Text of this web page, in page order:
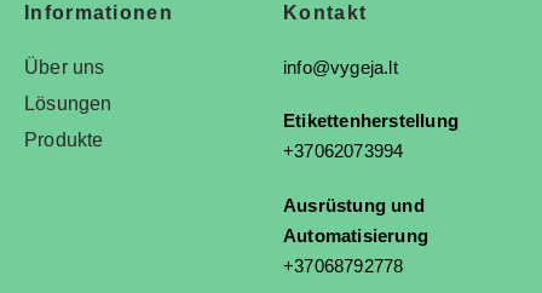
Informationen
Über uns
Lösungen
Produkte
Kontakt
info@vygeja.lt
Etikettenherstellung
+37062073994
Ausrüstung und
Automatisierung
+37068792778